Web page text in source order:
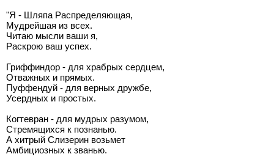
"Я - Шляпа Распределяющая,
Мудрейшая из всех.
Читаю мысли ваши я,
Раскрою ваш успех.
Гриффиндор - для храбрых сердцем,
Отважных и прямых.
Пуффендуй - для верных дружбе,
Усердных и простых.
Когтевран - для мудрых разумом,
Стремящихся к познанью.
А хитрый Слизерин возьмет
Амбициозных к званью.